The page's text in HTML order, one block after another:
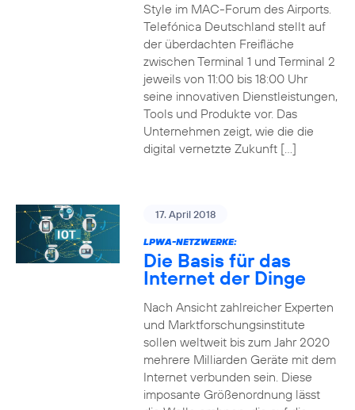
Style im MAC-Forum des Airports.
Telefónica Deutschland stellt auf
der überdachten Freifläche
zwischen Terminal 1 und Terminal 2
jeweils von 11:00 bis 18:00 Uhr
seine innovativen Dienstleistungen,
Tools und Produkte vor. Das
Unternehmen zeigt, wie die die
digital vernetzte Zukunft […]
17. April 2018
LPWA-NETZWERKE:
Die Basis für das
Internet der Dinge
Nach Ansicht zahlreicher Experten
und Marktforschungsinstitute
sollen weltweit bis zum Jahr 2020
mehrere Milliarden Geräte mit dem
Internet verbunden sein. Diese
imposante Größenordnung lässt